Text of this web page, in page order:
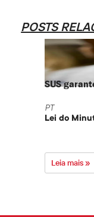
POSTS
SUS
PT
Lei do
Leia mais »